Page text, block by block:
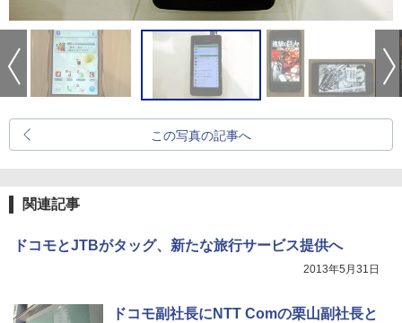
この写真の記事へ
関連記事
ドコモとJTBがタッグ、新たな旅行サービス提供へ
2013年5月31日
ドコモ副社長にNTT Comの栗山副社長と